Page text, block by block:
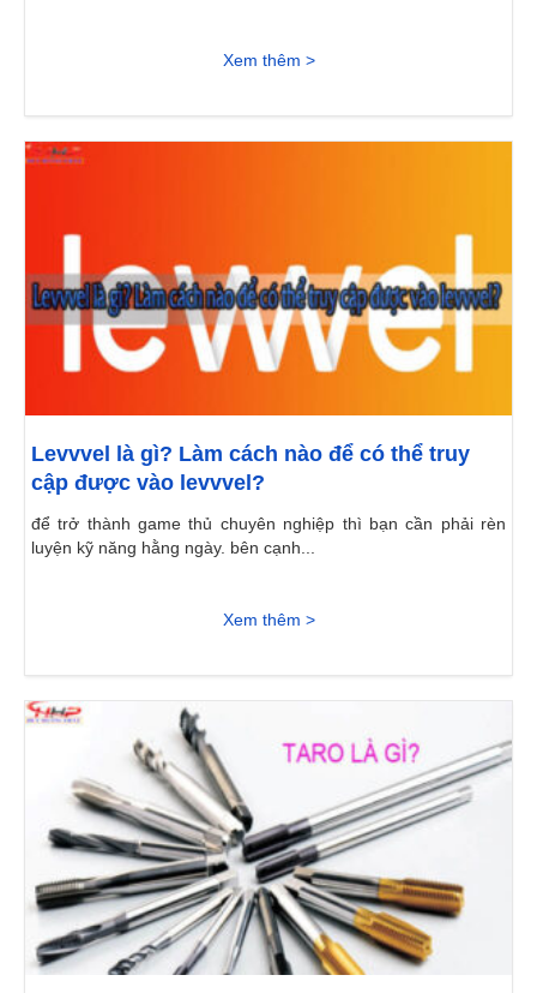
Xem thêm >
Levvvel là gì? Làm cách nào để có thể truy
cập được vào levvvel?
để trở thành game thủ chuyên nghiệp thì bạn cần phải rèn
luyện kỹ năng hằng ngày. bên cạnh...
Xem thêm >